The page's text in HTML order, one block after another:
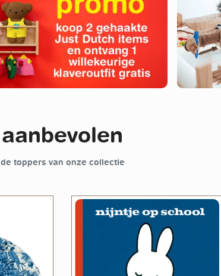
aanbevolen
de toppers van onze collectie